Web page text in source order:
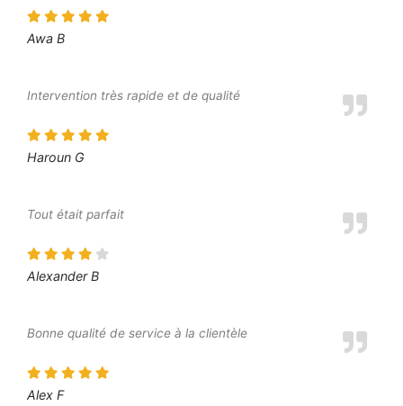
Awa B
Intervention très rapide et de qualité
Haroun G
Tout était parfait
Alexander B
Bonne qualité de service à la clientèle
Alex F